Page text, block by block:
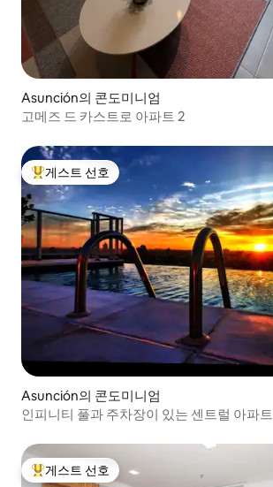
Asunción의 콘도미니엄
고메즈 드 카스트로 아파트 2
상위 게스트 선호
게스트 선호
Asunción의 콘도미니엄
인피니티 풀과 주차장이 있는 센트럴 아파트
상위 게스트 선호
게스트 선호